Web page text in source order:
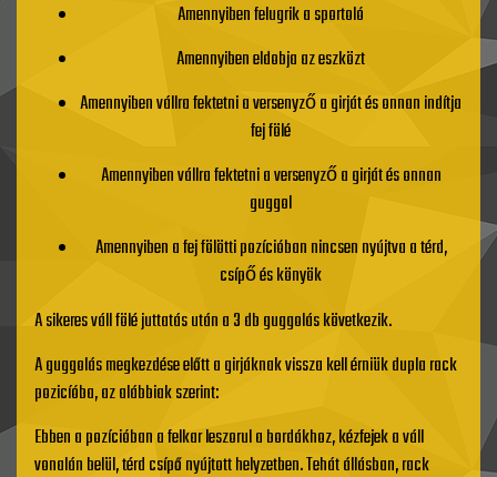
Amennyiben felugrik a sportoló
Amennyiben eldobja az eszközt
Amennyiben vállra fektetni a versenyző a girját és onnan indítja
fej fölé
Amennyiben vállra fektetni a versenyző a girját és onnan
guggol
Amennyiben a fej fölötti pozícióban nincsen nyújtva a térd,
csípő és könyök
A sikeres váll fölé juttatás után a 3 db guggolás következik.
A guggolás megkezdése előtt a girjáknak vissza kell érniük dupla rack
pozicíóba, az alábbiak szerint:
Ebben a pozícióban a felkar leszorul a bordákhoz, kézfejek a váll
vonalán belül, térd csípő nyújtott helyzetben. Tehát állásban, rack